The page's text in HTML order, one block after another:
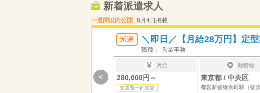
新着派遣求人
一週間以内公開 8月4日掲載
＼即日／【月給28万円】定
職種： 営業事務
月給
280,000円～
交通費一部支給
勤務地
東京都 / 中央区
都営新宿線浜町駅（徒歩
<